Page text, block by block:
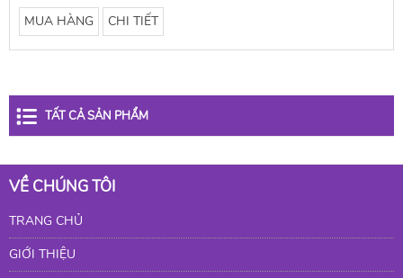
MUA HÀNG CHI TIẾT
TẤT CẢ SẢN PHẨM
VỀ CHÚNG TÔI
TRANG CHỦ
GIỚI THIỆU